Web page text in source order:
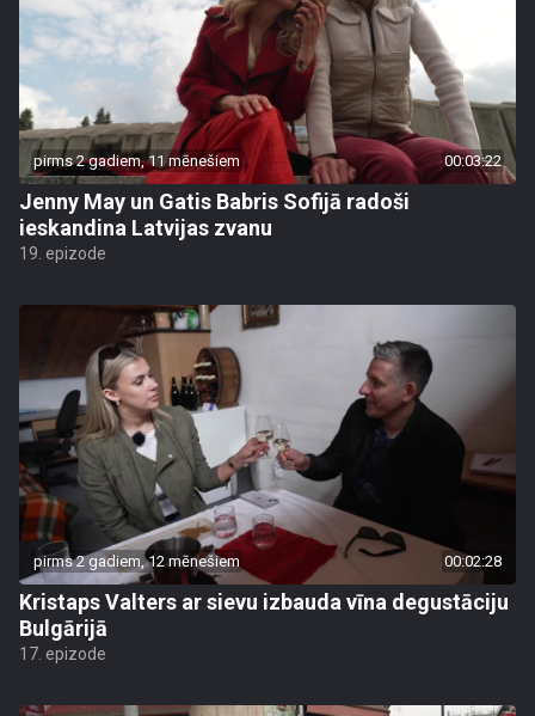
pirms 2 gadiem, 11 mēnešiem 00:03:22
Jenny May un Gatis Babris Sofijā radoši
ieskandina Latvijas zvanu
19. epizode
pirms 2 gadiem, 12 mēnešiem 00:02:28
Kristaps Valters ar sievu izbauda vīna degustāciju
Bulgārijā
17. epizode